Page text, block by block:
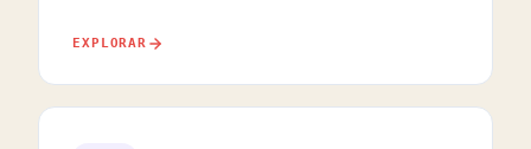
EXPLORAR